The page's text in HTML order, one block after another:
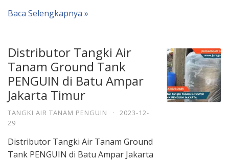
Baca Selengkapnya »
Distributor Tangki Air
Tanam Ground Tank
PENGUIN di Batu Ampar
Jakarta Timur
TANGKI AIR TANAM PENGUIN ·
2023-12-
29
Distributor Tangki Air Tanam Ground
Tank PENGUIN di Batu Ampar Jakarta